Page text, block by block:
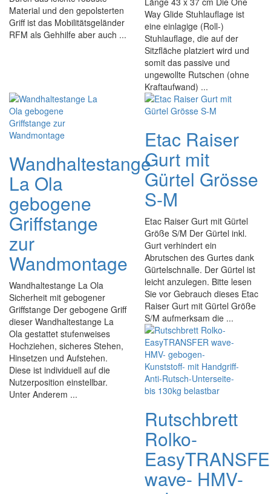
Material und den gepolsterten
Griff ist das Mobilitätsgeländer
RFM als Gehhilfe aber auch ...
Way Glide Stuhlauflage ist
eine einlagige (Roll-)
Stuhlauflage, die auf der
Sitzfläche platziert wird und
somit das passive und
ungewollte Rutschen (ohne
Kraftaufwand) ...
Wandhaltestange
La Ola
gebogene
Griffstange
zur
Wandmontage
Wandhaltestange La Ola
Sicherheit mit gebogener
Griffstange Der gebogene Griff
dieser Wandhaltestange La
Ola gestattet stufenweises
Hochziehen, sicheres Stehen,
Hinsetzen und Aufstehen.
Diese ist individuell auf die
Nutzerposition einstellbar.
Unter Anderem ...
Etac Raiser
Gurt mit
Gürtel Grösse
S-M
Etac Raiser Gurt mit Gürtel
Größe S/M Der Gürtel inkl.
Gurt verhindert ein
Abrutschen des Gurtes dank
Gürtelschnalle. Der Gürtel ist
leicht anzulegen. Bitte lesen
Sie vor Gebrauch dieses Etac
Raiser Gurt mit Gürtel Größe
S/M aufmerksam die ...
Rutschbrett
Rolko-
wave- HMV-